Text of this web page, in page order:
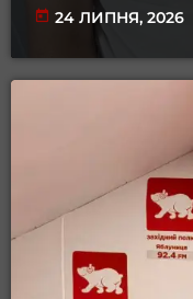
today 24 ЛИПНЯ, 2026